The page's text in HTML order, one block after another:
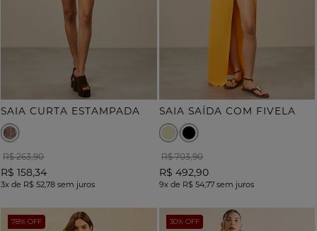
SAIA CURTA ESTAMPADA
R$ 263,90
R$ 158,34
3x de R$ 52,78 sem juros
SAIA SAÍDA COM FIVELA
R$ 703,90
R$ 492,90
9xde R$ 54,77sem juros
78% OFF 30% OFF